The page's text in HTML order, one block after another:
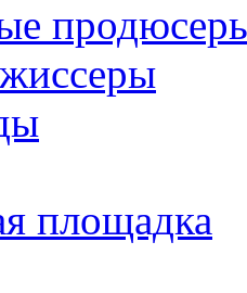
площадка